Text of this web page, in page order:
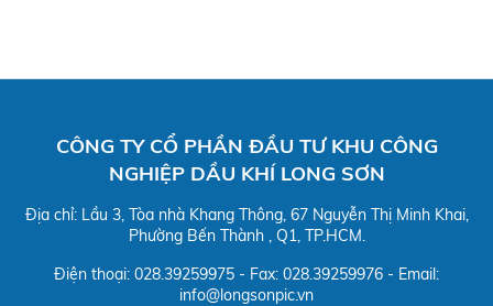
CÔNG TY CỔ PHẦN ĐẦU TƯ KHU CÔNG
NGHIỆP DẦU KHÍ LONG SƠN
Địa chỉ: Lầu 3, Tòa nhà Khang Thông, 67 Nguyễn Thị Minh Khai,
Phường Bến Thành , Q1, TP.HCM.
Điện thoại: 028.39259975 - Fax: 028.39259976 - Email:
info@longsonpic.vn